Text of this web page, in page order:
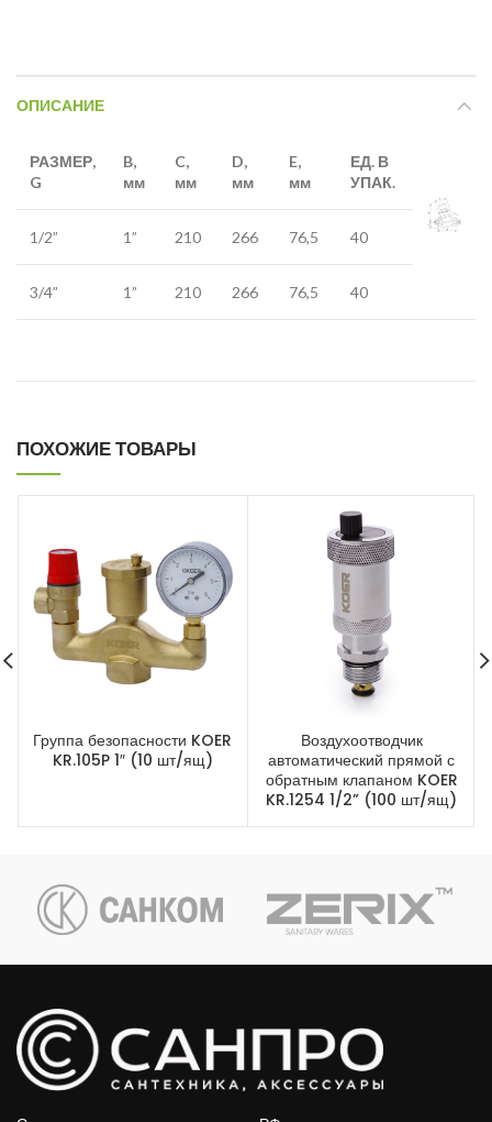
ОПИСАНИЕ
РАЗМЕР,
G
B,
мм
C,
мм
D,
мм
E,
мм
ЕД. В
УПАК.
1/2” 1” 210 266 76,5 40
3/4” 1” 210 266 76,5 40
ПОХОЖИЕ ТОВАРЫ
Группа безопасности KOER
KR.105P 1″ (10 шт/ящ)
Воздухоотводчик
автоматический прямой с
обратным клапаном KOER
KR.1254 1/2” (100 шт/ящ)